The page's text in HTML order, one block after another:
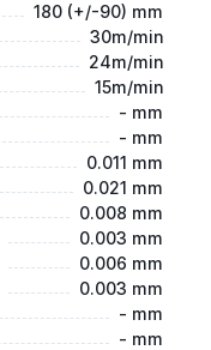
180 (+/-90) mm
30m/min
24m/min
15m/min
- mm
- mm
0.011 mm
0.021 mm
0.008 mm
0.003 mm
0.006 mm
0.003 mm
- mm
- mm